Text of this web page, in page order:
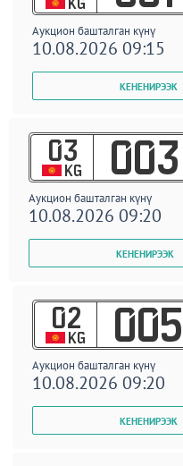
KG
Аукцион башталган күнү
10.08.2026 09:15
03
KG 003
Аукцион башталган күнү
10.08.2026 09:20
02
KG 005
Аукцион башталган күнү
10.08.2026 09:20